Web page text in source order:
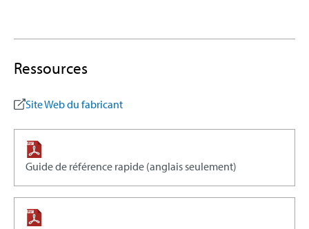
Ressources
Site Web du fabricant
Guide de référence rapide (anglais seulement)